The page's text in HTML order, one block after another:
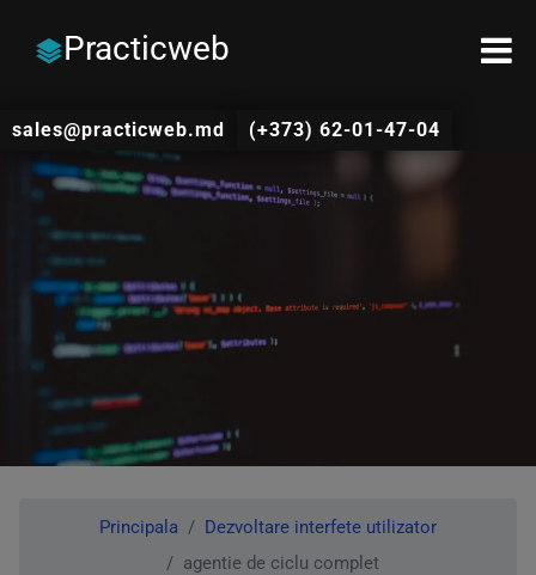
Practicweb
sales@practicweb.md (+373) 62-01-47-04
Principala
Dezvoltare interfete utilizator
agentie de ciclu complet